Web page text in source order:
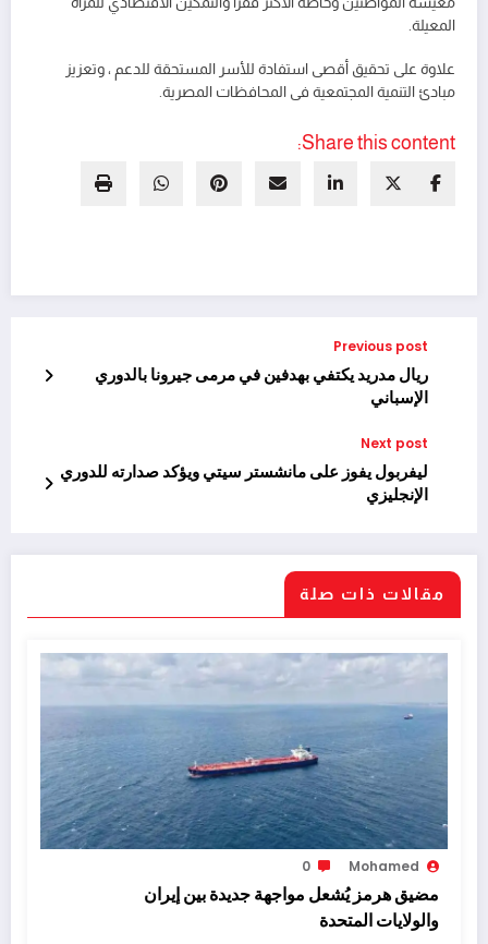
المعيلة.
علاوة على تحقيق أقصى استفادة للأسر المستحقة للدعم ، وتعزيز
مبادئ التنمية المجتمعية فى المحافظات المصرية.
Share this content:
Previous post
ريال مدريد يكتفي بهدفين في مرمى جيرونا بالدوري
الإسباني
Next post
ليفربول يفوز على مانشستر سيتي ويؤكد صدارته للدوري
الإنجليزي
مقالات ذات صلة
Mohamed
0
مضيق هرمز يُشعل مواجهة جديدة بين إيران
والولايات المتحدة